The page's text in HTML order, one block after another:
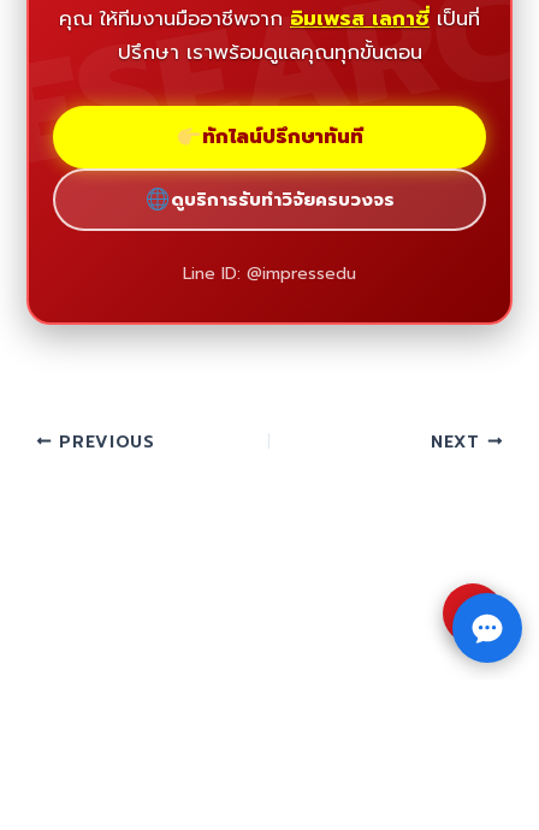
คุณ ให้ทีมงานมืออาชีพจาก อิมเพรส เลกาซี่ เป็นที่
ปรึกษา เราพร้อมดูแลคุณทุกขั้นตอน
ทักไลน์ปรึกษาทันที
ดูบริการรับทำวิจัยครบวงจร
Line ID: @impressedu
PREVIOUS NEXT
⇧